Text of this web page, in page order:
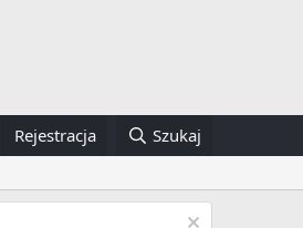
Rejestracja Szukaj